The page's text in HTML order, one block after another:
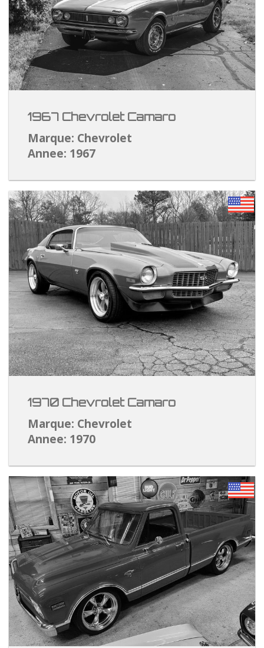
1967 Chevrolet Camaro
Marque: Chevrolet
Annee: 1967
1970 Chevrolet Camaro
Marque: Chevrolet
Annee: 1970